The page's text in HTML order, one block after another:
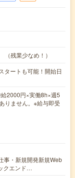
残業少なめ！）
タートも可能！開始日
2000円×実働8h×週5
りません。※給与即受
事・新規開発新規Web
クエンド…